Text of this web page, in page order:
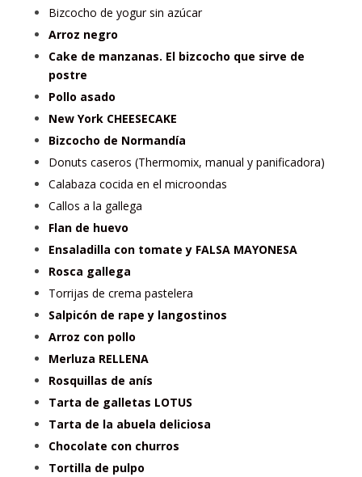
Bizcocho de yogur sin azúcar
Arroz negro
Cake de manzanas. El bizcocho que sirve de
postre
Pollo asado
New York CHEESECAKE
Bizcocho de Normandía
Donuts caseros (Thermomix, manual y panificadora)
Calabaza cocida en el microondas
Callos a la gallega
Flan de huevo
Ensaladilla con tomate y FALSA MAYONESA
Rosca gallega
Torrijas de crema pastelera
Salpicón de rape y langostinos
Arroz con pollo
Merluza RELLENA
Rosquillas de anís
Tarta de galletas LOTUS
Tarta de la abuela deliciosa
Chocolate con churros
Tortilla de pulpo